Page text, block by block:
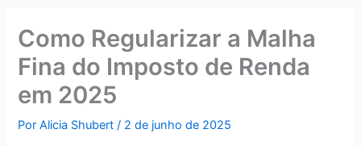
Como Regularizar a Malha
Fina do Imposto de Renda
em 2025
PorAlicia Shubert/ 2 de junho de 2025